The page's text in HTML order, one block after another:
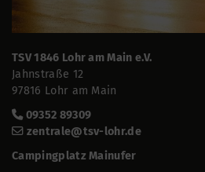
TSV 1846 Lohr am Main e.V.
Jahnstraße 12
97816 Lohr am Main
09352 89309
zentrale@tsv-lohr.de
Campingplatz Mainufer